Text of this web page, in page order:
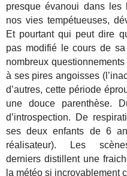
presque évanoui dans
nos vies tempétueuses,
Et pourtant qui peut dire
pas modifié le cours de
nombreux
à ses pires angoisses
d’autres, cette période
une douce parenthèse.
d’introspection. De
ses deux enfants de 6
réalisateur). Les
derniers distillent une
la météo si incroyablement